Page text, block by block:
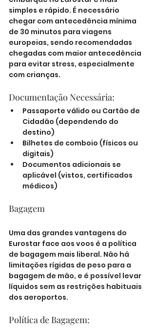
simples e rápido. É necessário
chegar com antecedência mínima
de 30 minutos para viagens
europeias, sendo recomendadas
chegadas com maior antecedência
para evitar stress, especialmente
com crianças.
Documentação Necessária:
Passaporte válido ou Cartão de
Cidadão (dependendo do
destino)
Bilhetes de comboio (físicos ou
digitais)
Documentos adicionais se
aplicável (vistos, certificados
médicos)
Bagagem
Uma das grandes vantagens do
Eurostar face aos voos é a política
de bagagem mais liberal. Não há
limitações rígidas de peso para a
bagagem de mão, e é possível levar
líquidos sem as restrições habituais
dos aeroportos.
Política de Bagagem: